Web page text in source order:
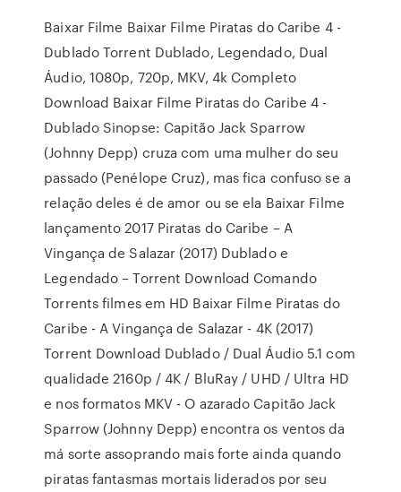
Baixar Filme Baixar Filme Piratas do Caribe 4 -
Dublado Torrent Dublado, Legendado, Dual
Áudio, 1080p, 720p, MKV, 4k Completo
Download Baixar Filme Piratas do Caribe 4 -
Dublado Sinopse: Capitão Jack Sparrow
(Johnny Depp) cruza com uma mulher do seu
passado (Penélope Cruz), mas fica confuso se a
relação deles é de amor ou se ela Baixar Filme
lançamento 2017 Piratas do Caribe – A
Vingança de Salazar (2017) Dublado e
Legendado – Torrent Download Comando
Torrents filmes em HD Baixar Filme Piratas do
Caribe - A Vingança de Salazar - 4K (2017)
Torrent Download Dublado / Dual Áudio 5.1 com
qualidade 2160p / 4K / BluRay / UHD / Ultra HD
e nos formatos MKV - O azarado Capitão Jack
Sparrow (Johnny Depp) encontra os ventos da
má sorte assoprando mais forte ainda quando
piratas fantasmas mortais liderados por seu